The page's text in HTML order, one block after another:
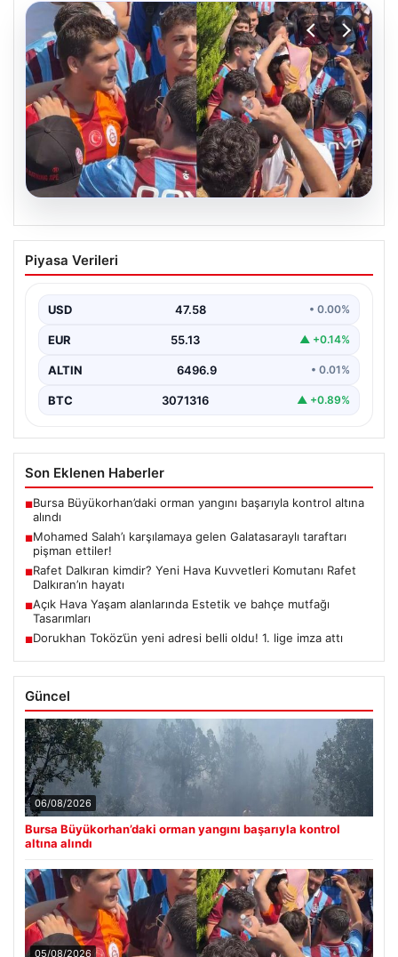
Mohamed Salah’ı karşılamaya gelen
Galatasaraylı taraftarı pişman ettiler!
Piyasa Verileri
USD 47.58 • 0.00%
EUR 55.13 ▲ +0.14%
ALTIN 6496.9 • 0.01%
BTC 3071316 ▲ +0.89%
Son Eklenen Haberler
■Bursa Büyükorhan’daki orman yangını başarıyla kontrol altına
alındı
■Mohamed Salah’ı karşılamaya gelen Galatasaraylı taraftarı
pişman ettiler!
■Rafet Dalkıran kimdir? Yeni Hava Kuvvetleri Komutanı Rafet
Dalkıran’ın hayatı
■Açık Hava Yaşam alanlarında Estetik ve bahçe mutfağı
Tasarımları
■Dorukhan Toköz’ün yeni adresi belli oldu! 1. lige imza attı
Güncel
06/08/2026
Bursa Büyükorhan’daki orman yangını başarıyla kontrol
altına alındı
05/08/2026